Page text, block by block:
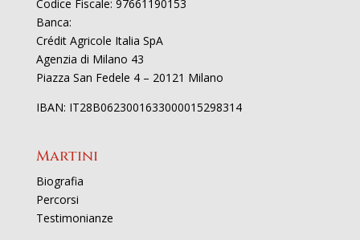
Codice Fiscale: 97661190153
Banca:
Crédit Agricole Italia SpA
Agenzia di Milano 43
Piazza San Fedele 4 – 20121 Milano
IBAN: IT28B0623001633000015298314
Martini
Biografia
Percorsi
Testimonianze